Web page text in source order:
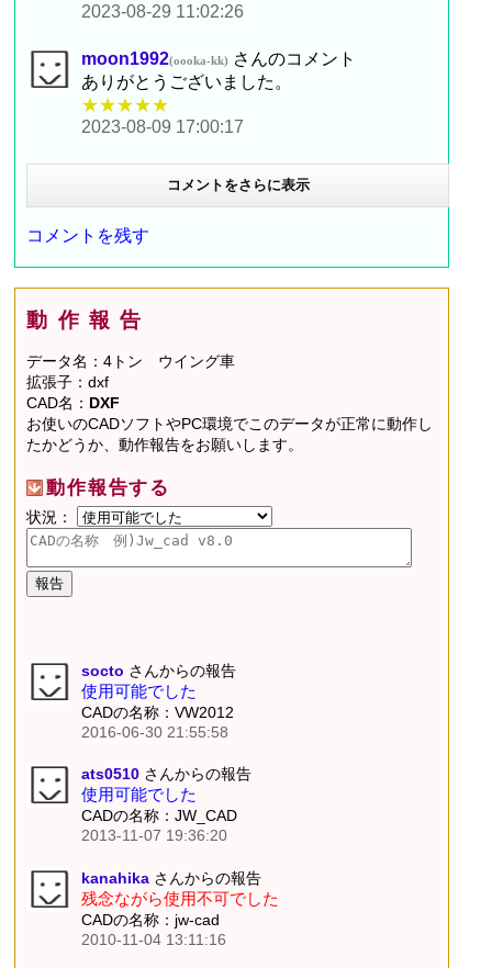
2023-08-29 11:02:26
moon1992(oooka-kk) さんのコメント
ありがとうございました。
★★★★★
2023-08-09 17:00:17
コメントをさらに表示
コメントを残す
動作報告
データ名：4トン ウイング車
拡張子：dxf
CAD名： DXF
お使いのCADソフトやPC環境でこのデータが正常に動作し
たかどうか、動作報告をお願いします。
動作報告する
状況：
socto さんからの報告
使用可能でした
CADの名称：VW2012
2016-06-30 21:55:58
ats0510 さんからの報告
使用可能でした
CADの名称：JW_CAD
2013-11-07 19:36:20
kanahika さんからの報告
残念ながら使用不可でした
CADの名称：jw-cad
2010-11-04 13:11:16